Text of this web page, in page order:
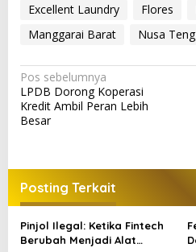
Excellent Laundry Flores
Manggarai Barat
Nusa
N
a
v
g
a
s
i
Pos sebelumnya
LPDB Dorong Koperasi
Kredit Ambil Peran Lebih
Besar
Posting Terkait
Pinjol Ilegal: Ketika Fintech
Berubah Menjadi Alat